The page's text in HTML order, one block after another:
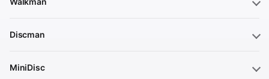
Discman
MiniDisc